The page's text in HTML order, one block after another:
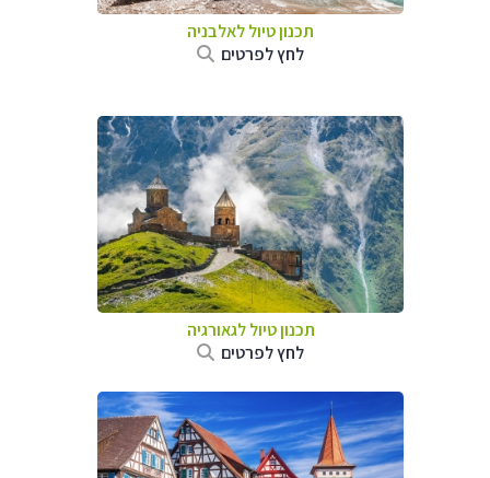
תכנון טיול לאלבניה
לחץ לפרטים
תכנון טיול לגאורגיה
לחץ לפרטים